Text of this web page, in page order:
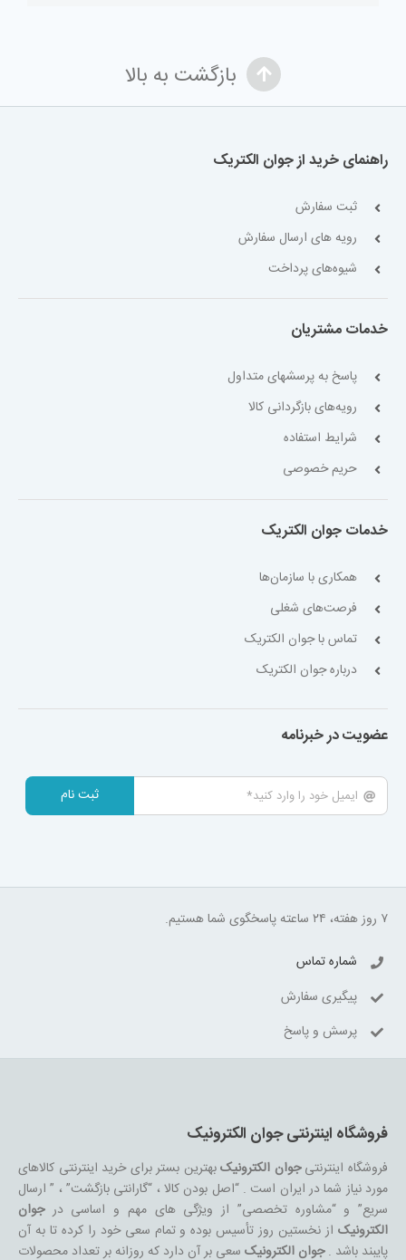
بازگشت به بالا
راهنمای خرید از جوان الکتریک
ثبت سفارش
رویه های ارسال سفارش
شیوه‌های پرداخت
خدمات مشتریان
پاسخ به پرسشهای متداول
رویه‌های بازگردانی کالا
شرایط استفاده
حریم خصوصی
خدمات جوان الکتریک
همکاری با سازمان‌ها
فرصت‌های شغلی
تماس با جوان الکتریک
درباره جوان الکتریک
عضویت در خبرنامه
ثبت نام
۷ روز هفته، ۲۴ ساعته پاسخگوی شما هستیم.
شماره تماس
پیگیری سفارش
پرسش و پاسخ
فروشگاه اینترنتی جوان الکترونیک
فروشگاه اینترنتیجوان الکترونیکبهترین بستر برای خرید اینترنتی کالاهای
مورد نیاز شما در ایران است . “اصل بودن کالا ، “گارانتی بازگشت” ، ” ارسال
سریع” و “مشاوره تخصصی” از ویژگی های مهم و اساسی درجوان
الکترونیکاز نخستین روز تأسیس بوده و تمام سعی خود را کرده تا به آن
پایبند باشد .جوان الکترونیکسعی بر آن دارد که روزانه بر تعداد محصولات